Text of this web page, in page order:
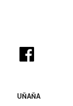
UŇAŇA